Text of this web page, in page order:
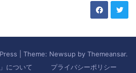
Theme: Newsup by Themeansar.
について
プライバシーポリシー